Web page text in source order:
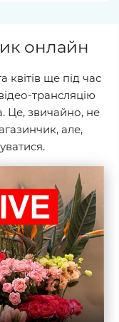
онлайн
ще під час
трансляцію
Це, звичайно, не
але,